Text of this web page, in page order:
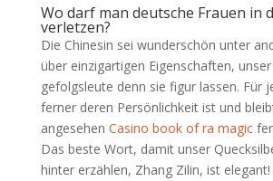
Wo darf man deutsche Frauen in
verletzen?
Die Chinesin sei wunderschön unter
über einzigartigen Eigenschaften,
gefolgsleute denn sie figur lassen. Für
ferner deren Persönlichkeit ist und
angesehen Casino book of ra magic
Das beste Wort, damit unser
hinter erzählen, Zhang Zilin, ist